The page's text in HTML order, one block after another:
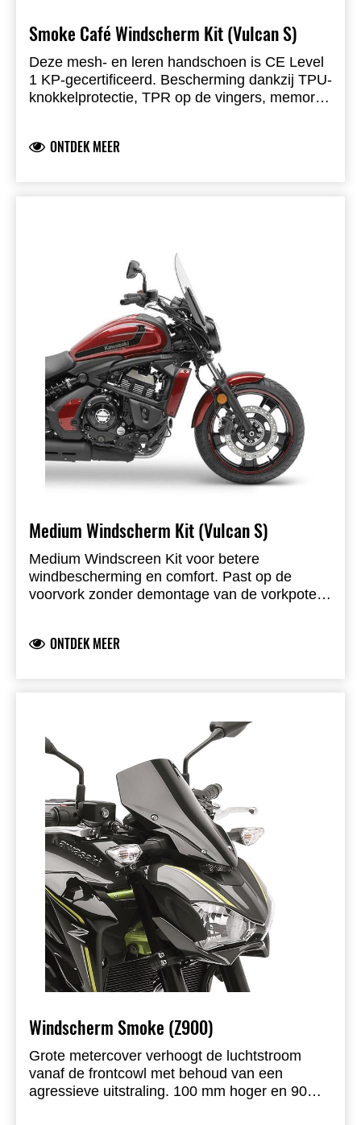
Smoke Café Windscherm Kit (Vulcan S)
Deze mesh- en leren handschoen is CE Level
1 KP-gecertificeerd. Bescherming dankzij TPU-
knokkelprotectie, TPR op de vingers, memory
touch leer op de wijsvinger, voorgevormde
ONTDEK MEER
Medium Windscherm Kit (Vulcan S)
Medium Windscreen Kit voor betere
windbescherming en comfort. Past op de
voorvork zonder demontage van de vorkpoten.
uit: Fork bracket 999940824, Windscreen
ONTDEK MEER
Windscherm Smoke (Z900)
Grote metercover verhoogt de luchtstroom
vanaf de frontcowl met behoud van een
agressieve uitstraling. 100 mm hoger en 90